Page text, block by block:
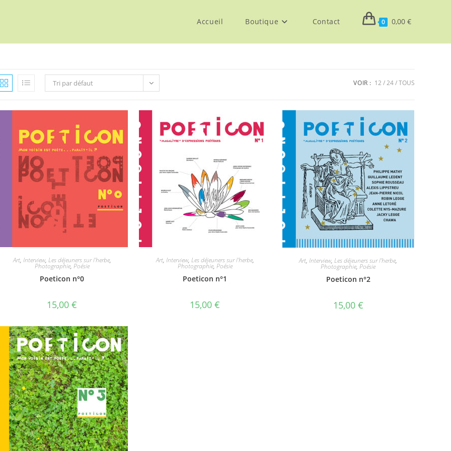
Accueil Boutique Contact 0 0,00 €
Tri par défaut VOIR : 12 24 TOUS
Art, Interview, Les déjeuners sur l'herbe,
Photographie, Poésie
Poeticon n°0
15,00€
Art, Interview, Les déjeuners sur l'herbe,
Photographie, Poésie
Poeticon n°1
15,00€
Art,Interview,Les déjeuners sur l'herbe,
Photographie,Poésie
Poeticon n°2
15,00 €